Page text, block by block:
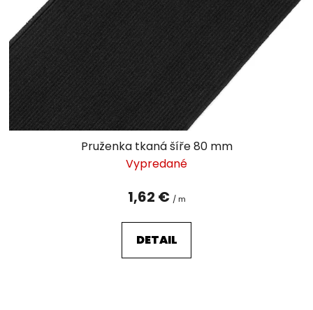
Pruženka tkaná šíře 80 mm
Vypredané
1,62 € / m
DETAIL